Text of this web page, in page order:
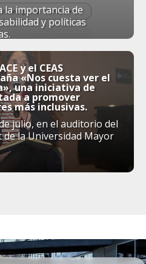
la importancia de
y políticas
y el CEAS
«Nos cuesta ver el
una iniciativa de
a promover
más inclusivas.
julio, en el auditorio del
la Universidad Mayor